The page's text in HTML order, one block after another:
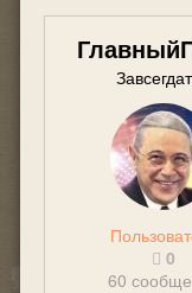
0
60